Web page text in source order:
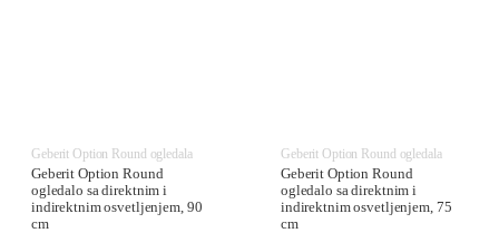
Geberit Option Round ogledala
Geberit Option Round
ogledalo sa direktnim i
indirektnim osvetljenjem, 90
cm
Geberit Option Round ogledala
Geberit Option Round
ogledalo sa direktnim i
indirektnim osvetljenjem, 75
cm